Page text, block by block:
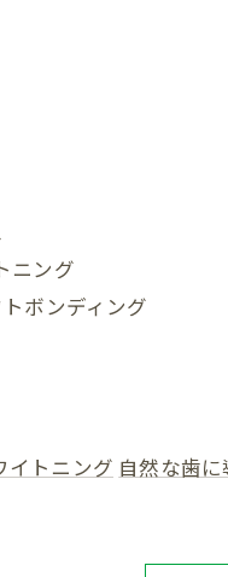
ニング
ボンディング
イトニング 自然な歯